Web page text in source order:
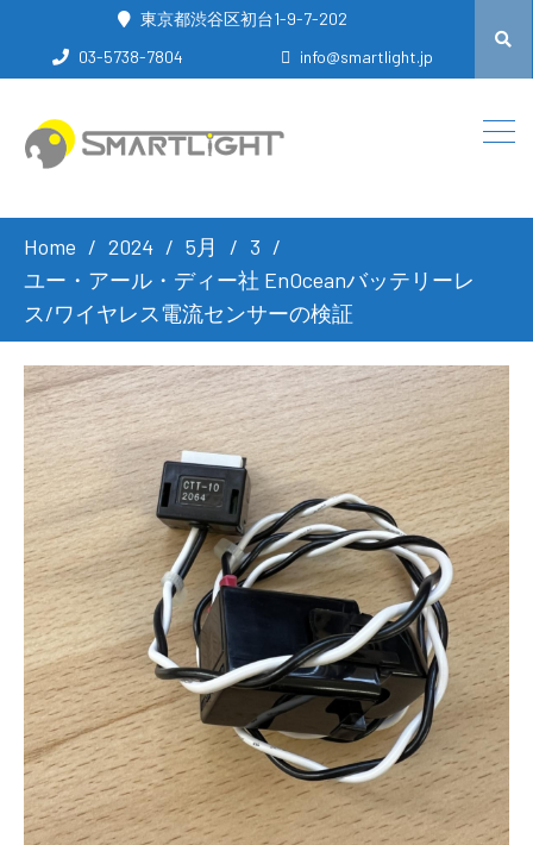
東京都渋谷区初台1-9-7-202
03-5738-7804
info@smartlight.jp
Home 2024 5月
3
ユー・アール・ディー社 EnOceanバッテリーレ
ス/ワイヤレス電流センサーの検証